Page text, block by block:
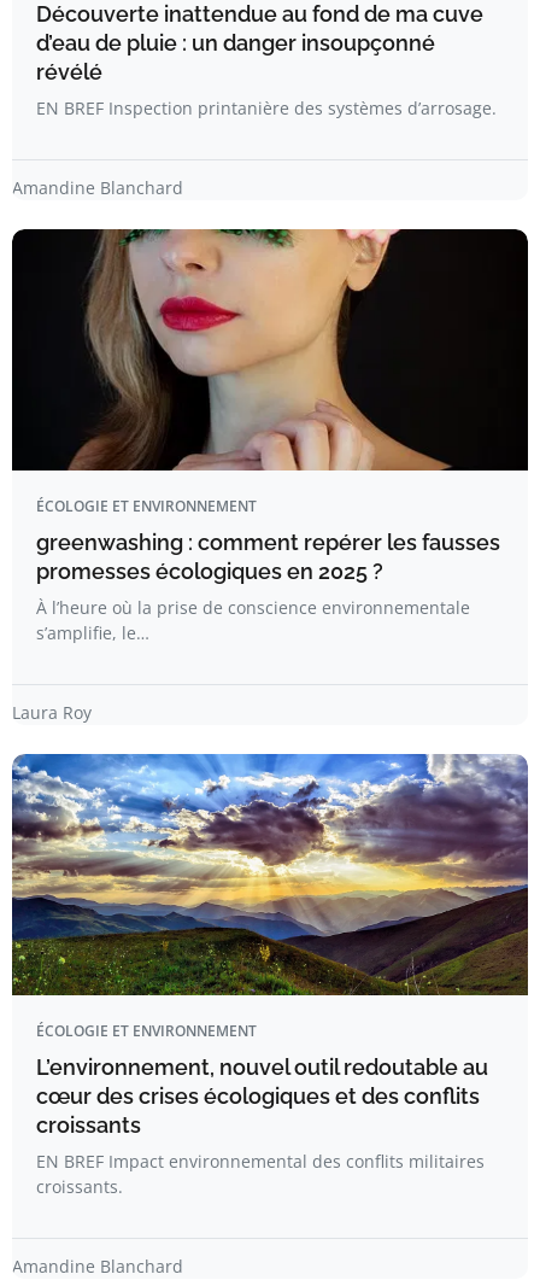
Découverte inattendue au fond de ma cuve
d’eau de pluie : un danger insoupçonné
révélé
EN BREF Inspection printanière des systèmes d’arrosage.
Amandine Blanchard
ÉCOLOGIE ET ENVIRONNEMENT
greenwashing : comment repérer les fausses
promesses écologiques en 2025 ?
À l’heure où la prise de conscience environnementale
s’amplifie, le…
Laura Roy
ÉCOLOGIE ET ENVIRONNEMENT
L’environnement, nouvel outil redoutable au
cœur des crises écologiques et des conflits
croissants
EN BREF Impact environnemental des conflits militaires
croissants.
Amandine Blanchard